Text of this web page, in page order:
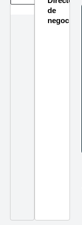
de
negocios